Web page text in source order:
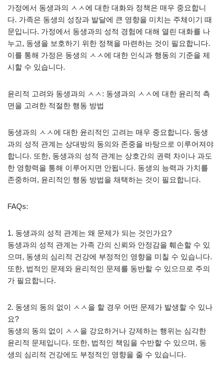
가정에서 동생과의 ㅅㅅ에 대한 대화와 정책은 매우 중요합니
다. 가족은 동생의 성장과 발달에 큰 영향을 미치는 주체이기 때
문입니다. 가정에서 동생과의 성적 경험에 대해 열린 대화를 나
누고, 동생을 보호하기 위한 정책을 마련하는 것이 필요합니다.
이를 통해 가정은 동생의 ㅅㅅ에 대한 인식과 행동의 기준을 제
시할 수 있습니다.
윤리적 고려와 동생과의 ㅅㅅ: 동생과의 ㅅㅅ에 대한 윤리적 측
면을 고려한 적절한 행동 방법
동생과의 ㅅㅅ에 대한 윤리적인 고려는 매우 중요합니다. 동생
과의 성적 관계는 상대방의 동의와 존중을 바탕으로 이루어져야
합니다. 또한, 동생과의 성적 관계는 상호간의 권력 차이나 과도
한 영향력을 통해 이루어지면 안됩니다. 동생의 능력과 가치를
존중하며, 윤리적인 행동 방법을 채택하는 것이 필요합니다.
FAQs:
1. 동생과의 성적 관계는 왜 문제가 되는 것인가요?
동생과의 성적 관계는 가족 간의 신뢰와 안정감을 훼손할 수 있
으며, 동생의 심리적 건강에 부정적인 영향을 미칠 수 있습니다.
또한, 법적인 문제와 윤리적인 문제를 동반할 수 있으므로 주의
가 필요합니다.
2. 동생의 동의 없이 ㅅㅅ을 할 경우 어떤 문제가 발생할 수 있나
요?
동생의 동의 없이 ㅅㅅ을 강요하거나 강제하는 행위는 심각한
윤리적 문제입니다. 또한, 법적인 책임을 수반할 수 있으며, 동
생의 심리적 건강에도 부정적인 영향을 줄 수 있습니다.